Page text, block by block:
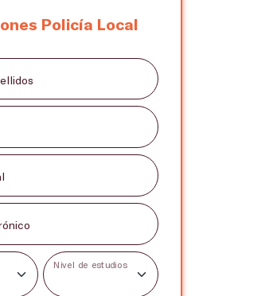
Policía Local
Nivel de estudios